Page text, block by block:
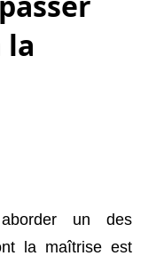
la
un des
la maîtrise est